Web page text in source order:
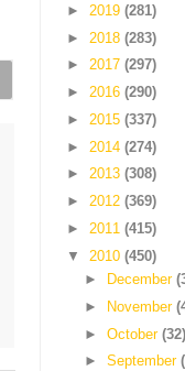
► 2019(281)
► 2018(283)
►2017(297)
►2016(290)
► 2015(337)
► 2014(274)
►2013(308)
►2012(369)
► 2011(415)
▼ 2010(450)
►
December
►
November
► October (32)
► September